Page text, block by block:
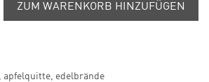
ZUM WARENKORB HINZUFÜGEN
apfelquitte edelbrände